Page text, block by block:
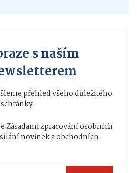
s naším
přehled všeho důležitého
Zásadami zpracování osobních
novinek a obchodních